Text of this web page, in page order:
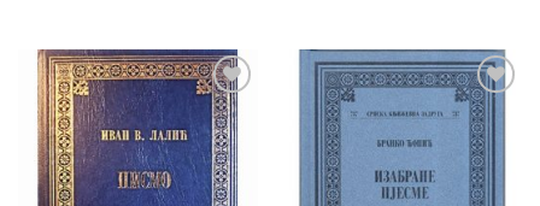
Dodaj
u
Listu
želja
Dodaj
Listu
želja